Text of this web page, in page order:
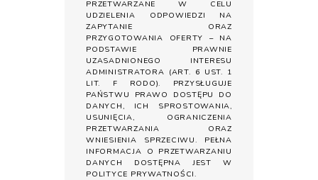
PRZETWARZANE W CELU
UDZIELENIA ODPOWIEDZI NA
ZAPYTANIE ORAZ
PRZYGOTOWANIA OFERTY – NA
PODSTAWIE PRAWNIE
UZASADNIONEGO INTERESU
ADMINISTRATORA (ART. 6 UST. 1
LIT. F RODO). PRZYSŁUGUJE
PAŃSTWU PRAWO DOSTĘPU DO
DANYCH, ICH SPROSTOWANIA,
USUNIĘCIA, OGRANICZENIA
PRZETWARZANIA ORAZ
WNIESIENIA SPRZECIWU. PEŁNA
INFORMACJA O PRZETWARZANIU
DANYCH DOSTĘPNA JEST W
POLITYCE PRYWATNOŚCI.